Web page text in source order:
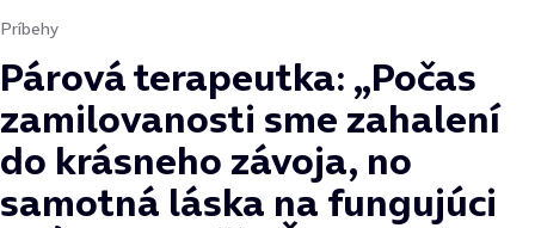
Príbehy
Párová terapeutka: „Počas
zamilovanosti sme zahalení
do krásneho závoja, no
samotná láska na fungujúci